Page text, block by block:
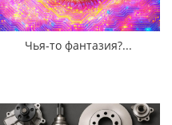
Чья-то фантазия?...